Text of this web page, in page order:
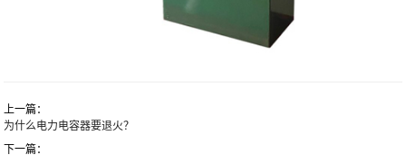
上一篇：
为什么电力电容器要退火？
下一篇：